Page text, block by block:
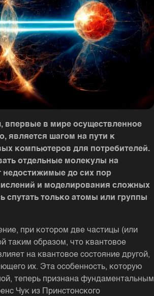
впервые в мире осуществленное
является шагом на пути к
компьютеров для потребителей.
отдельные молекулы на
недостижимые до сих пор
и моделирования сложных
спутать только атомы или группы
при котором две частицы (или
таким образом, что квантовое
на квантовое состояние другой,
их. Эта особенность, которую
теперь признана фундаментальным
Чук из Принстонского